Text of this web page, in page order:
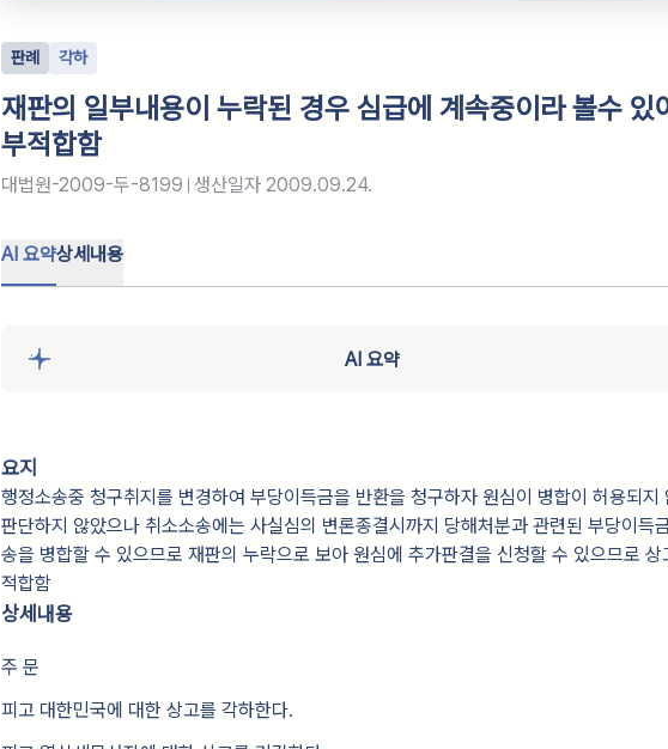
판례 각하
재판의 일부내용이 누락된 경우 심급에 계속중이라 볼수 있
부적합함
대법원-2009-두-8199 생산일자 2009.09.24.
AI 요약상세내용
AI 요약
요지
행정소송중 청구취지를 변경하여 부당이득금을 반환을 청구하자 원심이 병합이 허용되지
판단하지 않았으나 취소소송에는 사실심의 변론종결시까지 당해처분과 관련된 부당이득
송을 병합할 수 있으므로 재판의 누락으로 보아 원심에 추가판결을 신청할 수 있으므로 상
적합함
상세내용
주 문
피고 대한민국에 대한 상고를 각하한다.